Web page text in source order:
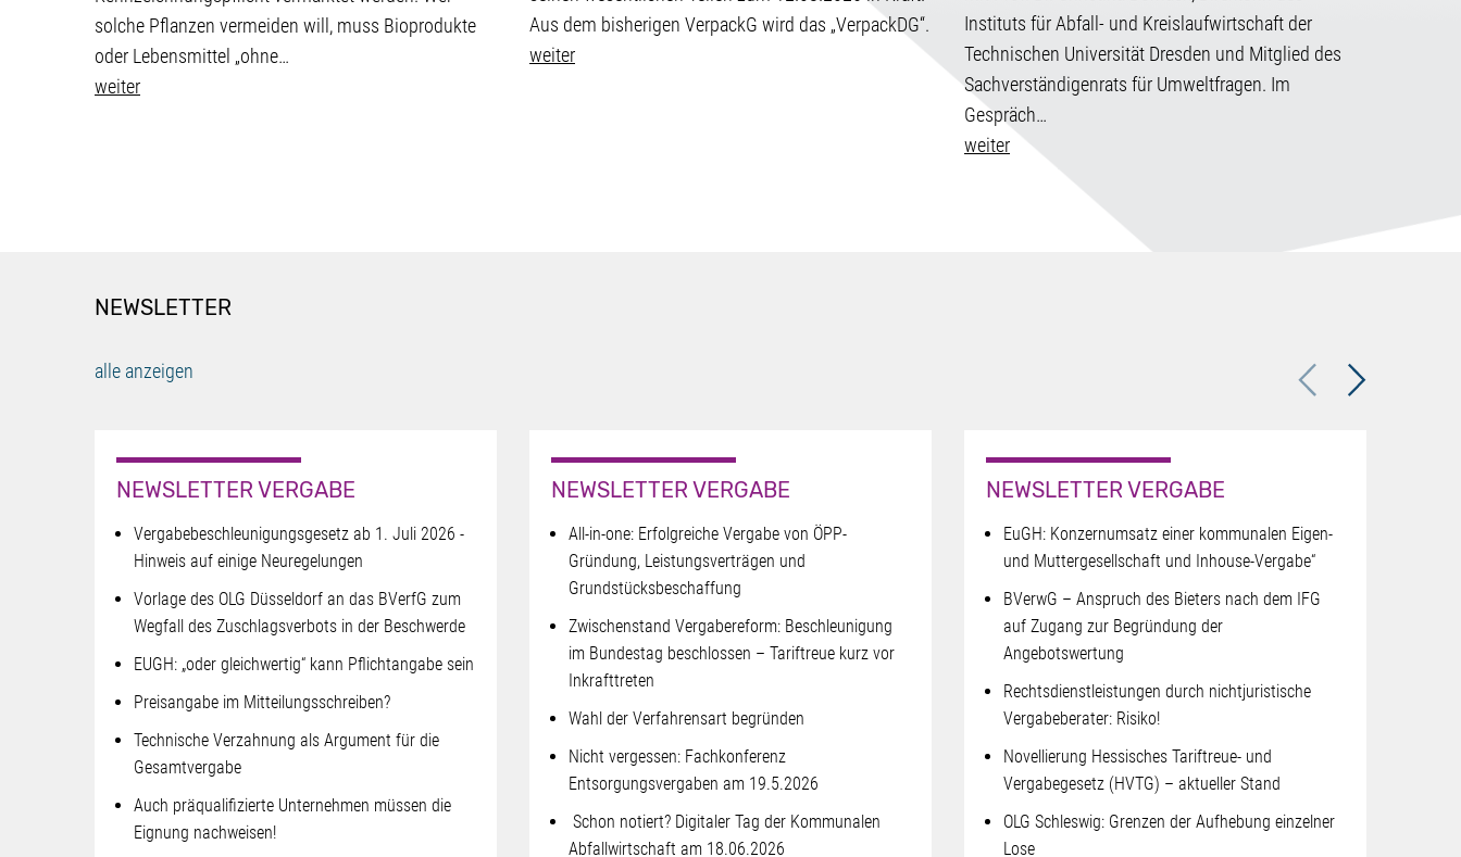
solche Pflanzen vermeiden will, muss Bioprodukte
oder Lebensmittel „ohne…
weiter
Aus dem bisherigen VerpackG wird das „VerpackDG“.
weiter
Instituts für Abfall- und Kreislaufwirtschaft der
Technischen Universität Dresden und Mitglied des
Sachverständigenrats für Umweltfragen. Im
Gespräch…
weiter
NEWSLETTER
alle anzeigen Previous
NEWSLETTER VERGABE
Vergabebeschleunigungsgesetz ab 1. Juli 2026 -
Hinweis auf einige Neuregelungen
Vorlage des OLG Düsseldorf an das BVerfG zum
Wegfall des Zuschlagsverbots in der Beschwerde
EUGH: „oder gleichwertig“ kann Pflichtangabe sein
Preisangabe im Mitteilungsschreiben?
Technische Verzahnung als Argument für die
Gesamtvergabe
Auch präqualifizierte Unternehmen müssen die
Eignung nachweisen!
NEWSLETTER VERGABE
All-in-one: Erfolgreiche Vergabe von ÖPP-
Gründung, Leistungsverträgen und
Grundstücksbeschaffung
Zwischenstand Vergabereform: Beschleunigung
im Bundestag beschlossen – Tariftreue kurz vor
Inkrafttreten
Wahl der Verfahrensart begründen
Nicht vergessen: Fachkonferenz
Entsorgungsvergaben am 19.5.2026
Schon notiert? Digitaler Tag der Kommunalen
Abfallwirtschaft am 18.06.2026
NEWSLETTER VERGABE
EuGH: Konzernumsatz einer kommunalen Eigen-
und Muttergesellschaft und Inhouse-Vergabe“
BVerwG – Anspruch des Bieters nach dem IFG
auf Zugang zur Begründung der
Angebotswertung
Rechtsdienstleistungen durch nichtjuristische
Vergabeberater: Risiko!
Novellierung Hessisches Tariftreue- und
Vergabegesetz (HVTG) – aktueller Stand
OLG Schleswig: Grenzen der Aufhebung einzelner
Lose
Next